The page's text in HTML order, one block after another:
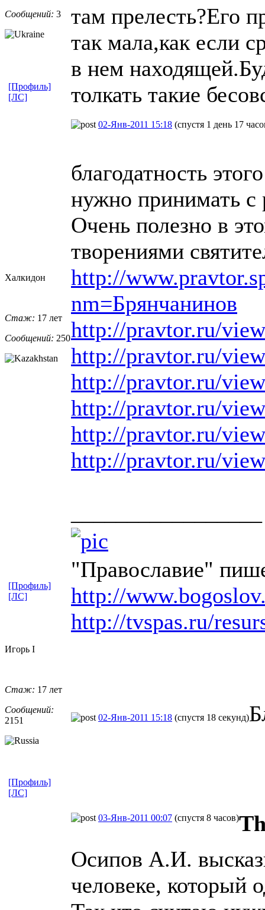
Сообщений: 3
там прелесть?Его
так мала,как если
в нем
толкать такие
[Профиль]
[ЛС]
Халкидон
Стаж: 17 лет
Сообщений: 250
02-Янв-2011 15:18 (спустя 1 день 17
благодатность
нужно принимать с
Очень полезно в
творениями
http://
nm=Брянчанинов
http://pravtor.ru/
http://pravtor.ru/
http://pravtor.ru/
http://pravtor.ru/
http://pravtor.ru/
http://pravtor.ru/
"Православие"
http://
http://tvspas.ru/
[Профиль]
[ЛС]
Игорь I
Стаж: 17 лет
Сообщений:
2151
02-Янв-2011 15:18 (спустя 18 секунд)
[Профиль]
[ЛС]
03-Янв-2011 00:07 (спустя 8 часов)
Осипов А.И.
человеке, который